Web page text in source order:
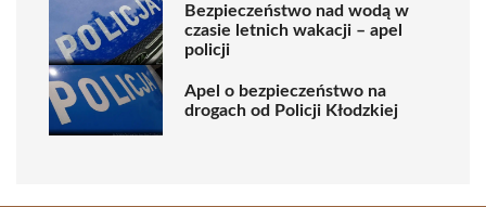
Bezpieczeństwo nad wodą w
czasie letnich wakacji – apel
policji
Apel o bezpieczeństwo na
drogach od Policji Kłodzkiej